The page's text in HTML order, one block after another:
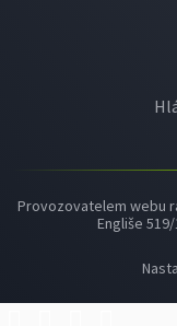
Provozovatelem webu
Engliše